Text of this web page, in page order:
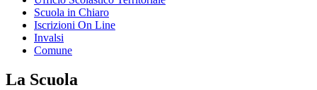
Scuola in Chiaro
Iscrizioni On Line
Invalsi
Comune
La Scuola